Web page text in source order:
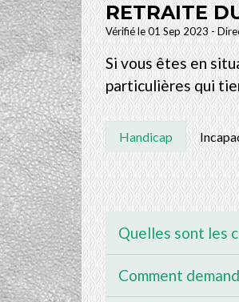
RETRAITE
Vérifié le 01 Sep 2023 -
Si vous êtes en
particulières qui
Handicap
Quelles sont les
Comment